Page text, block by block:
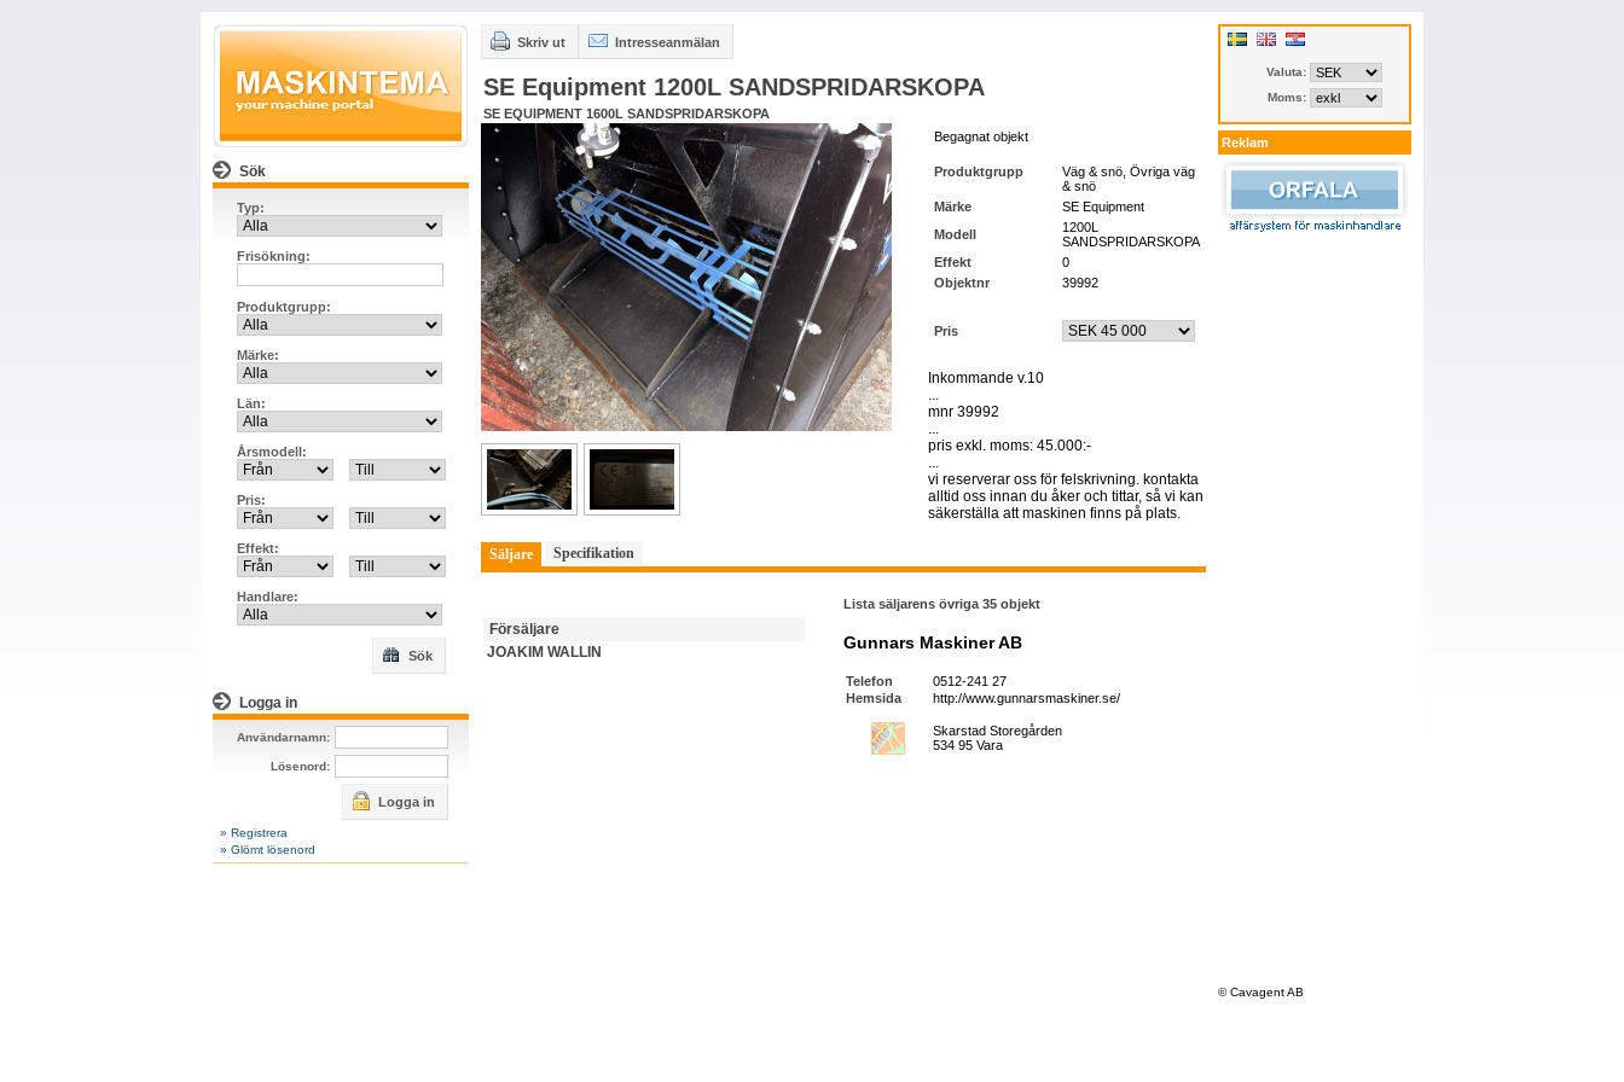
Sök
Typ:
Frisökning:
Produktgrupp:
Märke:
Län:
Årsmodell:
Pris:
Effekt:
Handlare:
Sök
Logga in
Användarnamn:
Lösenord:
Logga in
» Registrera
» Glömt lösenord
Skriv ut Intresseanmälan
SE Equipment 1200L SANDSPRIDARSKOPA
SE EQUIPMENT 1600L SANDSPRIDARSKOPA
Begagnat objekt
Produktgrupp
Väg & snö, Övriga väg
& snö
Märke
SE Equipment
Modell
1200L
SANDSPRIDARSKOPA
Effekt
0
Objektnr
39992
Pris
Inkommande v.10
...
mnr 39992
...
pris exkl. moms: 45.000:-
...
vi reserverar oss för felskrivning. kontakta
alltid oss innan du åker och tittar, så vi kan
säkerställa att maskinen finns på plats.
Säljare Specifikation
Försäljare
JOAKIM WALLIN
Lista säljarens övriga 35 objekt
Gunnars Maskiner AB
Telefon
0512-241 27
Hemsida
http://www.gunnarsmaskiner.se/
Skarstad Storegården
534 95 Vara
Valuta:
Moms:
Reklam
© Cavagent AB